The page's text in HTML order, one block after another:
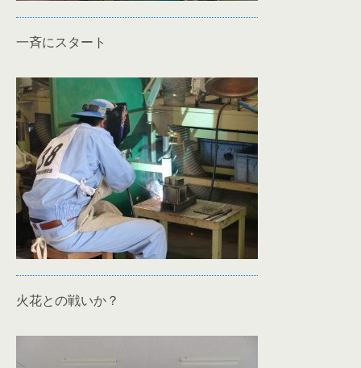
一斉にスタート
火花との戦いか？